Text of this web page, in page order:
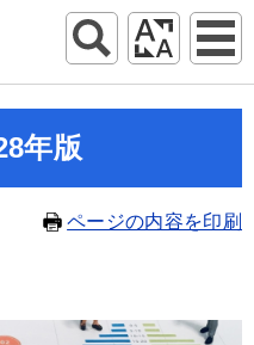
年版
ページの内容を印刷